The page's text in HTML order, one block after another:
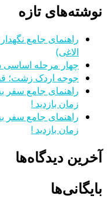
نوشته‌های تازه
راهنمای جامع
الاغی)
چهار مرحله اساسی
جوجه اردک زشت؛
راهنمای جامع سفر
زمان بازدید !
راهنمای جامع سفر
زمان بازدید !
آخرین دیدگاه‌ها
بایگانی‌ها